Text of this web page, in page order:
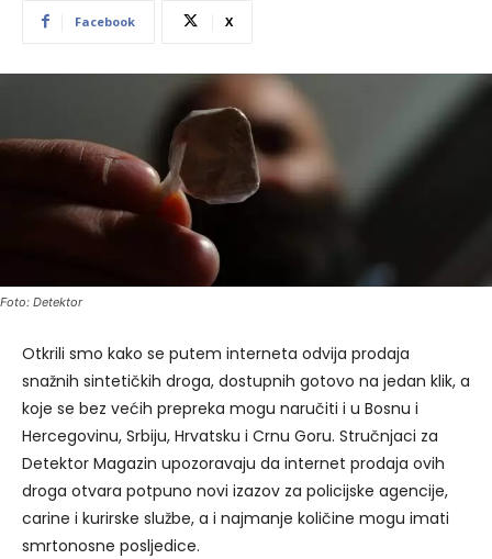
Facebook X
Foto: Detektor
Otkrili smo kako se putem interneta odvija prodaja
snažnih sintetičkih droga, dostupnih gotovo na jedan klik, a
koje se bez većih prepreka mogu naručiti i u Bosnu i
Hercegovinu, Srbiju, Hrvatsku i Crnu Goru. Stručnjaci za
Detektor Magazin upozoravaju da internet prodaja ovih
droga otvara potpuno novi izazov za policijske agencije,
carine i kurirske službe, a i najmanje količine mogu imati
smrtonosne posljedice.